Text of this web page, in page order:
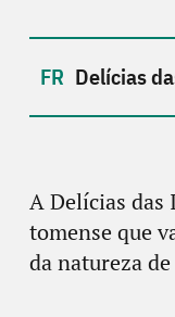
Delícias
A Delícias das
tomense que
da natureza